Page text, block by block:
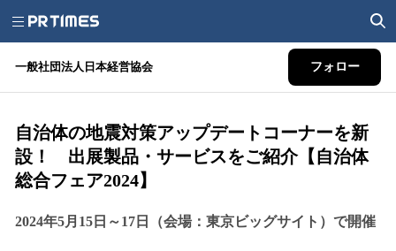
一般社団法人日本経営協会 フォロー
自治体の地震対策アップデートコーナーを新
設！ 出展製品・サービスをご紹介【自治体
総合フェア2024】
2024年5月15日～17日（会場：東京ビッグサイト）で開催